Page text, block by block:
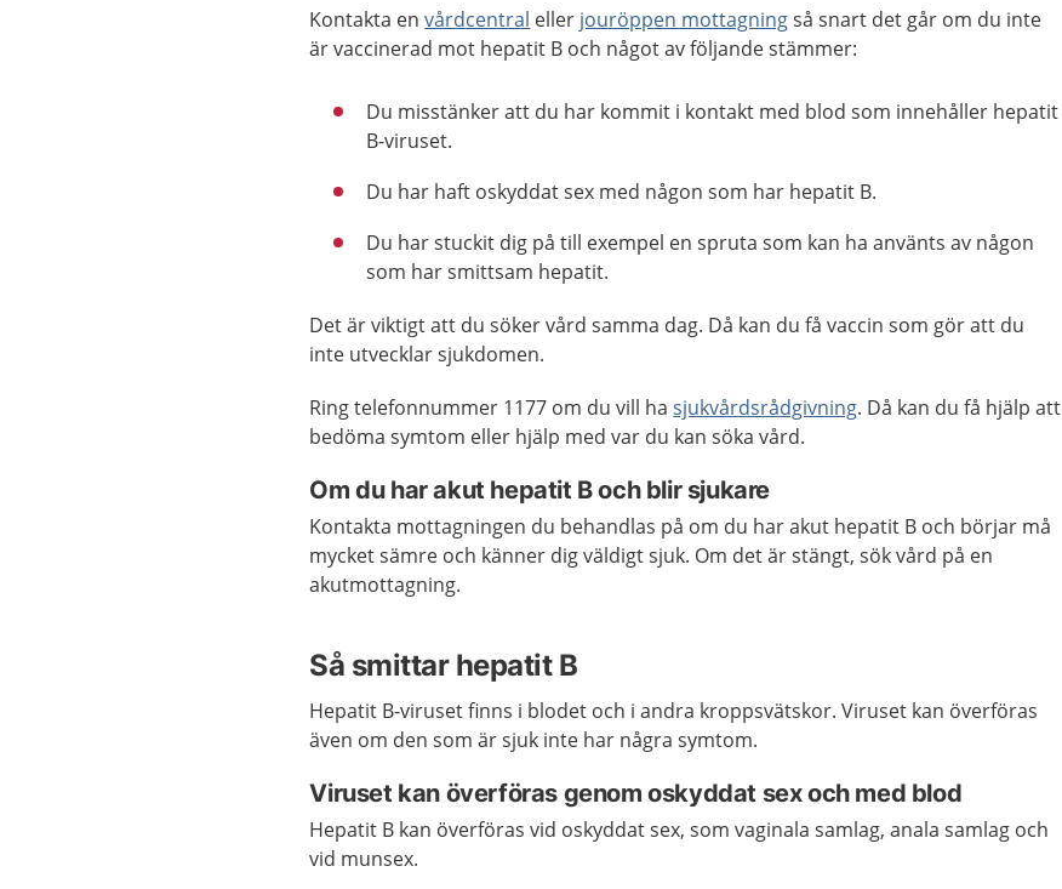
Kontakta envårdcentral eller jouröppen mottagningså snart det går om du inte
är vaccinerad mot hepatit B och något av följande stämmer:
Du misstänker att du har kommit i kontakt med blod som innehåller hepatit
B-viruset.
Du har haft oskyddat sex med någon som har hepatit B.
Du har stuckit dig på till exempel en spruta som kan ha använts av någon
som har smittsam hepatit.
Det är viktigt att du söker vård samma dag. Då kan du få vaccin som gör att du
inte utvecklar sjukdomen.
Ring telefonnummer 1177 om du vill hasjukvårdsrådgivning. Då kan du få hjälp att
bedöma symtom eller hjälp med var du kan söka vård.
Om du har akut hepatit B och blir sjukare
Kontakta mottagningen du behandlas på om du har akut hepatit B och börjar må
mycket sämre och känner dig väldigt sjuk. Om det är stängt, sök vård på en
akutmottagning.
Så smittar hepatit B
Hepatit B-viruset finns i blodet och i andra kroppsvätskor. Viruset kan överföras
även om den som är sjuk inte har några symtom.
Viruset kan överföras genom oskyddat sex och med blod
Hepatit B kan överföras vid oskyddat sex, som vaginala samlag, anala samlag och
vid munsex.